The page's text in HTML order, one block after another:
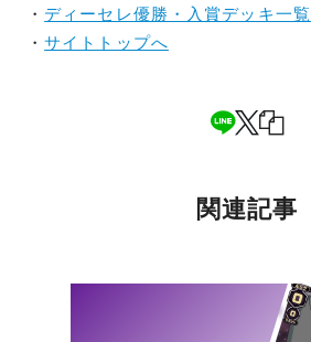
・ ディーセレ優勝・入賞デッキ一覧
・サイトトップへ
関連記事